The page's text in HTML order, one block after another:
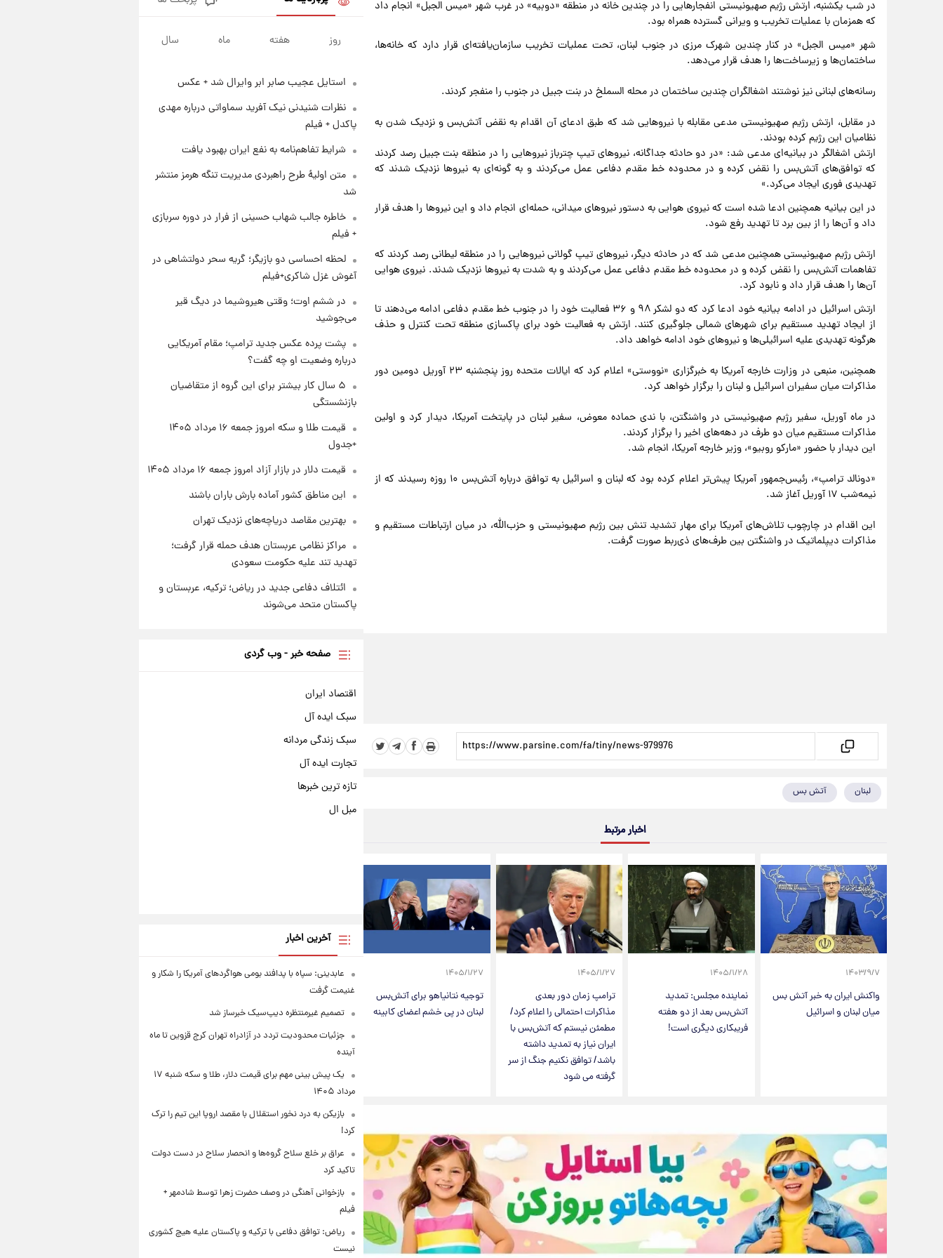
در شب یکشنبه، ارتش رژیم صهیونیستی انفجارهایی را در چندین خانه در منطقه «دوبیه» در غرب شهر «میس الجبل» انجام داد
که همزمان با عملیات تخریب و ویرانی گسترده همراه بود.
شهر «میس الجبل» در کنار چندین شهرک مرزی در جنوب لبنان، تحت عملیات تخریب سازمان‌یافته‌ای قرار دارد که خانه‌ها،
ساختمان‌ها و زیرساخت‌ها را هدف قرار می‌دهد.
رسانه‌های لبنانی نیز نوشتند اشغالگران چندین ساختمان در محله السملخ در بنت جبیل در جنوب را منفجر کردند.
در مقابل، ارتش رژیم صهیونیستی مدعی مقابله با نیروهایی شد که طبق ادعای آن اقدام به نقض آتش‌بس و نزدیک شدن به
نظامیان این رژیم کرده بودند.
ارتش اشغالگر در بیانیه‌ای مدعی شد: «در دو حادثه جداگانه، نیروهای تیپ چترباز نیروهایی را در منطقه بنت جبیل رصد کردند
که توافق‌های آتش‌بس را نقض کرده و در محدوده خط مقدم دفاعی عمل می‌کردند و به گونه‌ای به نیروها نزدیک شدند که
تهدیدی فوری ایجاد می‌کرد.»
در این بیانیه همچنین ادعا شده است که نیروی هوایی به دستور نیروهای میدانی، حمله‌ای انجام داد و این نیروها را هدف قرار
داد و آن‌ها را از بین برد تا تهدید رفع شود.
ارتش رژیم صهیونیستی همچنین مدعی شد که در حادثه دیگر، نیروهای تیپ گولانی نیروهایی را در منطقه لیطانی رصد کردند که
تفاهمات آتش‌بس را نقض کرده و در محدوده خط مقدم دفاعی عمل می‌کردند و به شدت به نیروها نزدیک شدند. نیروی هوایی
آن‌ها را هدف قرار داد و نابود کرد.
ارتش اسرائیل در ادامه بیانیه خود ادعا کرد که دو لشکر ۹۸ و ۳۶ فعالیت خود را در جنوب خط مقدم دفاعی ادامه می‌دهند تا
از ایجاد تهدید مستقیم برای شهرهای شمالی جلوگیری کنند. ارتش به فعالیت خود برای پاکسازی منطقه تحت کنترل و حذف
هرگونه تهدیدی علیه اسرائیلی‌ها و نیروهای خود ادامه خواهد داد.
همچنین، منبعی در وزارت خارجه آمریکا به خبرگزاری «نووستی» اعلام کرد که ایالات متحده روز پنجشنبه ۲۳ آوریل دومین دور
مذاکرات میان سفیران اسرائیل و لبنان را برگزار خواهد کرد.
در ماه آوریل، سفیر رژیم صهیونیستی در واشنگتن، با ندی حماده معوض، سفیر لبنان در پایتخت آمریکا، دیدار کرد و اولین
مذاکرات مستقیم میان دو طرف در دهه‌های اخیر را برگزار کردند.
این دیدار با حضور «مارکو روبیو»، وزیر خارجه آمریکا، انجام شد.
«دونالد ترامپ»، رئیس‌جمهور آمریکا پیش‌تر اعلام کرده بود که لبنان و اسرائیل به توافق درباره آتش‌بس ۱۰ روزه رسیدند که از
نیمه‌شب ۱۷ آوریل آغاز شد.
این اقدام در چارچوب تلاش‌های آمریکا برای مهار تشدید تنش بین رژیم صهیونیستی و حزب‌الله، در میان ارتباطات مستقیم و
مذاکرات دیپلماتیک در واشنگتن بین طرف‌های ذی‌ربط صورت گرفت.
لبنان آتش بس
اخبار مرتبط
۱۴۰۳/۹/۷
واکنش ایران به خبر آتش بس
میان لبنان و اسرائیل
۱۴۰۵/۱/۲۸
نماینده مجلس: تمدید
آتش‌بس بعد از دو هفته
فریبکاری دیگری است!
۱۴۰۵/۱/۲۷
ترامپ زمان دور بعدی
مذاکرات احتمالی را اعلام کرد/
مطمئن نیستم که آتش‌بس با
ایران نیاز به تمدید داشته
باشد/ توافق نکنیم جنگ از سر
گرفته می شود
۱۴۰۵/۱/۲۷
توجیه نتانیاهو برای آتش‌بس
لبنان در پی خشم اعضای کابینه
جزئیات فعال‌سازی «کیف پول
ایران» اعلام شد+فیلم
۱ روز پیش
۱۵ مرداد ۱۴۰۵ +جدول
قیمت طلا و سکه امروز پنجشنبه
شارژ جدید کالابرگ برای سه
دهک؛ جزئیات اعلام شد
روز هفته ماه سال
استایل عجیب صابر ابر وایرال شد + عکس
نظرات شنیدنی نیک آفرید سماواتی درباره مهدی
پاکدل + فیلم
شرایط تفاهم‌نامه به نفع ایران بهبود یافت
متن اولیۀ طرح راهبردی مدیریت تنگه هرمز منتشر
شد
خاطره جالب شهاب حسینی از فرار در دوره سربازی
+ فیلم
لحظه احساسی دو بازیگر؛ گریه سحر دولتشاهی در
آغوش غزل شاکری+فیلم
در ششم اوت؛ وقتی هیروشیما در دیگ قیر
می‌جوشید
پشت پرده عکس جدید ترامپ؛ مقام آمریکایی
درباره وضعیت او چه گفت؟
۵ سال کار بیشتر برای این گروه از متقاضیان
بازنشستگی
قیمت طلا و سکه امروز جمعه ۱۶ مرداد ۱۴۰۵
+جدول
قیمت دلار در بازار آزاد امروز جمعه ۱۶ مرداد ۱۴۰۵
این مناطق کشور آماده بارش باران باشند
بهترین مقاصد دریاچه‌های نزدیک تهران
مراکز نظامی عربستان هدف حمله قرار گرفت؛
تهدید تند علیه حکومت سعودی
ائتلاف دفاعی جدید در ریاض؛ ترکیه، عربستان و
پاکستان متحد می‌شوند
صفحه خبر - وب گردی
اقتصاد ایران
سبک ایده آل
سبک زندگی مردانه
تجارت ایده آل
تازه ترین خبرها
مبل ال
آخرین اخبار
عابدینی: سپاه با پدافند بومی هواگردهای آمریکا را شکار و
غنیمت گرفت
تصمیم غیرمنتظره دیپ‌سیک خبرساز شد
جزئیات محدودیت تردد در آزادراه تهران کرج قزوین تا ماه
آینده
یک پیش ‌بینی مهم برای قیمت دلار، طلا و سکه شنبه ۱۷
مرداد ۱۴۰۵
بازیکن به درد نخور استقلال با مقصد اروپا این تیم را ترک
کرد!
عراق بر خلع سلاح گروه‌ها و انحصار سلاح در دست دولت
تاکید کرد
بازخوانی آهنگی در وصف حضرت زهرا توسط شادمهر +
فیلم
ریاض: توافق دفاعی با ترکیه و پاکستان علیه هیچ کشوری
نیست